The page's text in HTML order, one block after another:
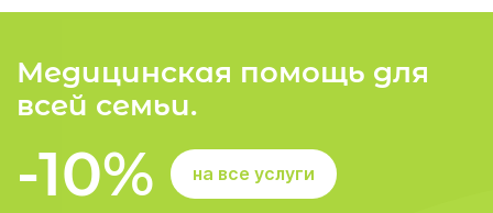
Медицинская помощь для
всей семьи.
-10% на все услуги